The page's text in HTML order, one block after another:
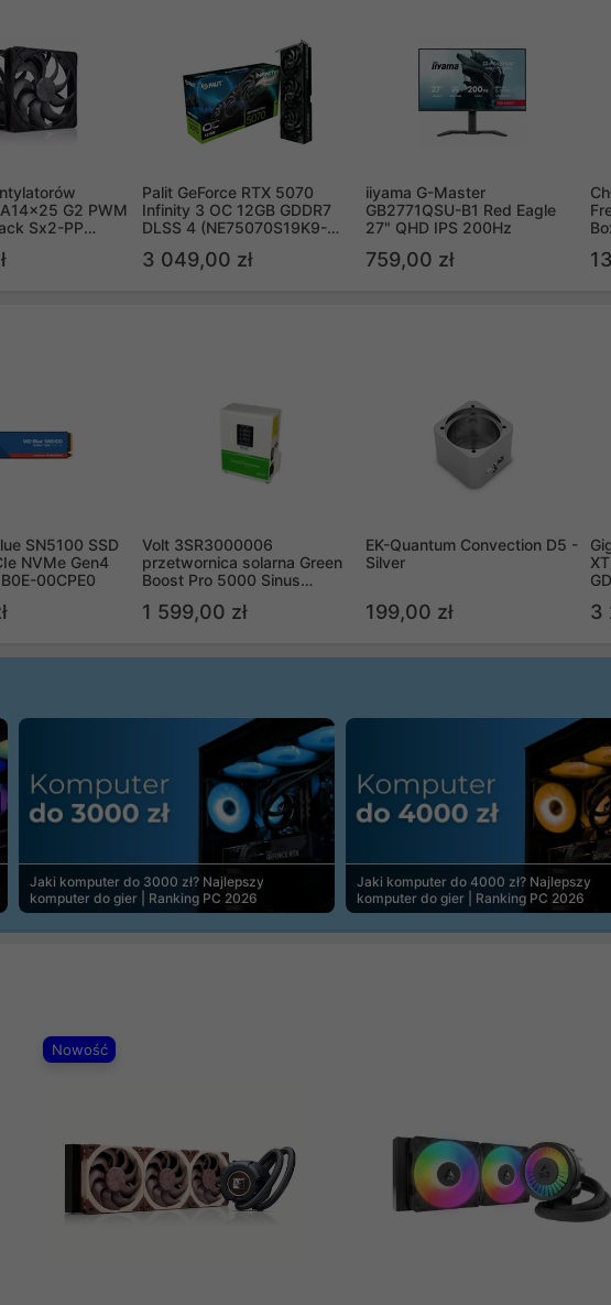
G2 PWM
Sx2-PP
Palit GeForce RTX 5070
Infinity 3 OC 12GB GDDR7
DLSS 4 (NE75070S19K9-
3 049,00 zł
iiyama G-Master
GB2771QSU-B1 Red Eagle
27" QHD IPS 200Hz
759,00 zł
SN5100 SSD
NVMe Gen4
00CPE0
Volt 3SR3000006
przetwornica solarna Green
Boost Pro 5000 Sinus
1 599,00 zł
EK-Quantum Convection D5 -
Silver
199,00 zł 3
Jaki komputer do 3000 zł? Najlepszy
komputer do gier | Ranking PC 2026
Jaki komputer do 4000 zł? Najlepszy
komputer do gier | Ranking PC 2026
Nowość